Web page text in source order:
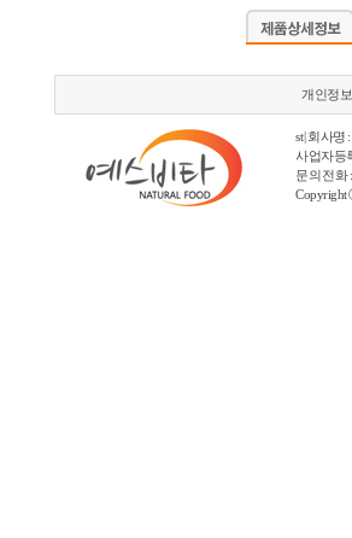
개인정
st | 회사명
사업자등
문의 전화